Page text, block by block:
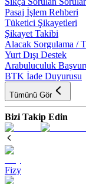
Pasaj İşlem Rehberi
Tüketici Şikayetleri
Şikayet Takibi
Alacak Sorgulama /
Yurt Dışı Destek
Arabuluculuk
BTK İade Duyurusu
Tümünü Gör
Bizi Takip Edin
Fizy